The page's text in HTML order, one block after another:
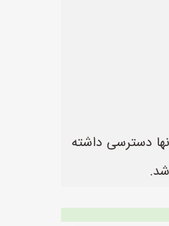
دسترسی داشته